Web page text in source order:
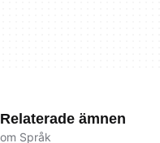
Relaterade ämnen
om Språk